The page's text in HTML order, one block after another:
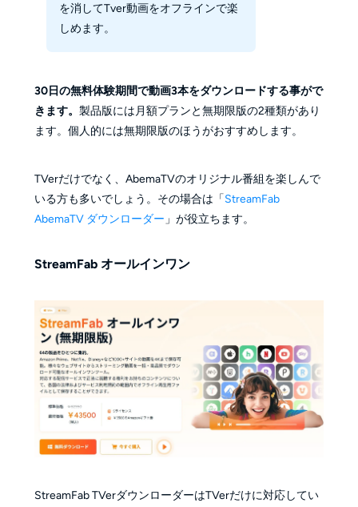
を消してTver動画をオフラインで楽
しめます。
30日の無料体験期間で動画3本をダウンロードする事がで
きます。 製品版には月額プランと無期限版の2種類があり
ます。個人的には無期限版のほうがおすすめします。
TVerだけでなく、AbemaTVのオリジナル番組を楽しんで
いる方も多いでしょう。その場合は「StreamFab
AbemaTV ダウンローダー 」が役立ちます。
StreamFab オールインワン
StreamFab TVerダウンローダーはTVerだけに対応してい